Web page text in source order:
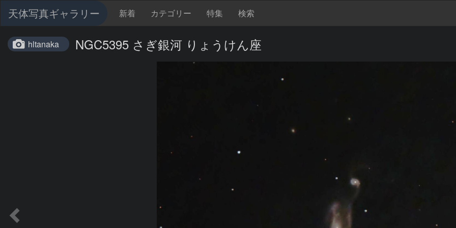
天体写真ギャラリー 新着 カテゴリー 特集 検索
hltanaka NGC5395 さぎ銀河 りょうけん座